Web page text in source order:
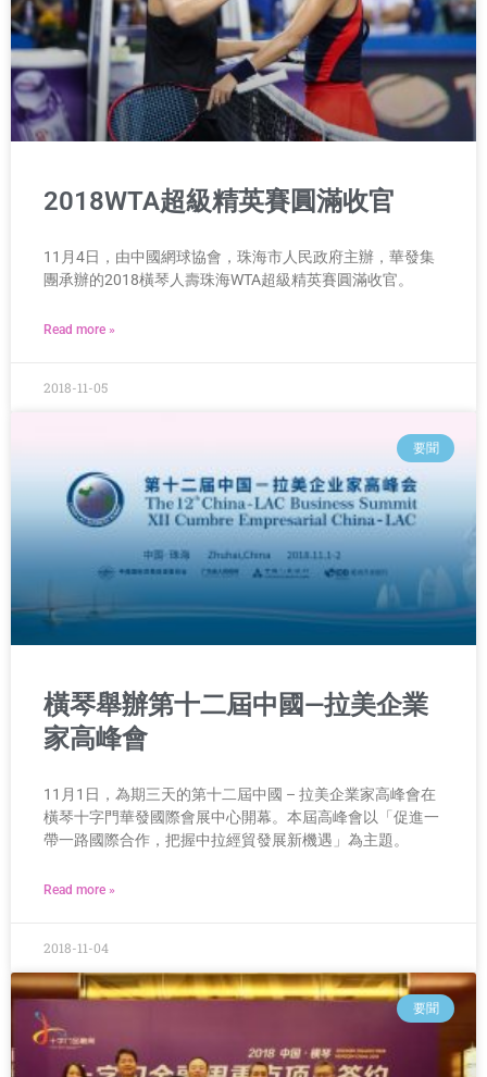
2018WTA超級精英賽圓滿收官
11月4日，由中國網球協會，珠海市人民政府主辦，華發集
團承辦的2018橫琴人壽珠海WTA超級精英賽圓滿收官。
Read more »
2018-11-05
要聞
橫琴舉辦第十二屆中國—拉美企業
家高峰會
11月1日，為期三天的第十二屆中國 – 拉美企業家高峰會在
橫琴十字門華發國際會展中心開幕。本屆高峰會以「促進一
帶一路國際合作，把握中拉經貿發展新機遇」為主題。
Read more »
2018-11-04
要聞